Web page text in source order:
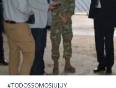
#TODOSSOMOSJUJUY